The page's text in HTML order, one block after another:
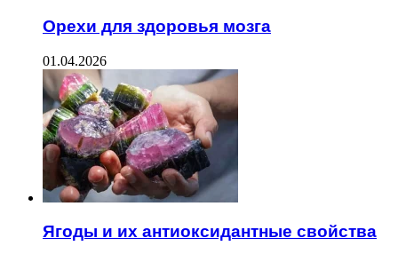
Орехи для здоровья мозга
01.04.2026
Ягоды и их антиоксидантные свойства